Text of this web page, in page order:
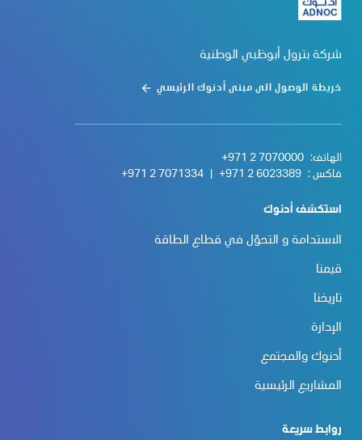
شركة بترول أبوظبي الوطنية
خريطة الوصول الى مبنى أدنوك الرئيسي
الهاتف: +971 2 7070000
فاكس : +971 2 6023389
+971 2 7071334
استكشف أدنوك
الاستدامة و التحوّل في قطاع الطاقة
قيمنا
تاريخنا
الإدارة
أدنوك والمجتمع
المشاريع الرئيسية
روابط سريعة